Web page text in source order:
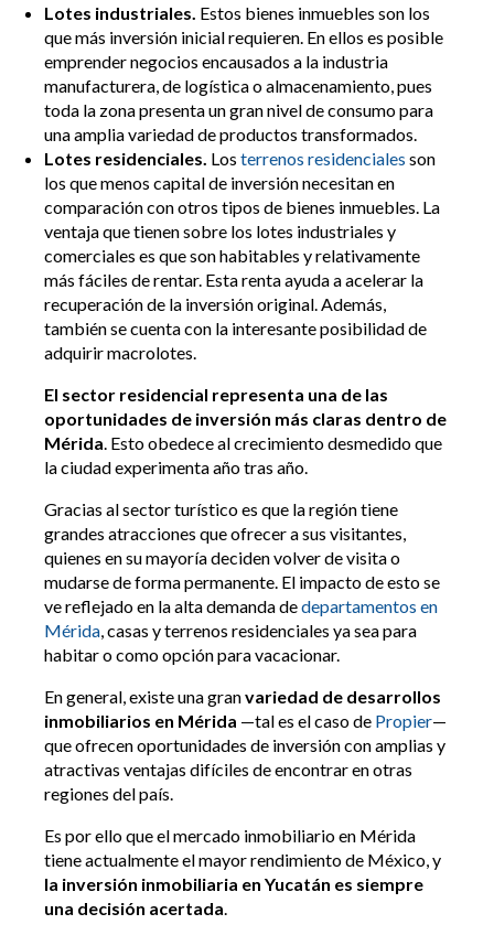
Lotes industriales. Estos bienes inmuebles son los
que más inversión inicial requieren. En ellos es posible
emprender negocios encausados a la industria
manufacturera, de logística o almacenamiento, pues
toda la zona presenta un gran nivel de consumo para
una amplia variedad de productos transformados.
Lotes residenciales. Los terrenos residenciales son
los que menos capital de inversión necesitan en
comparación con otros tipos de bienes inmuebles. La
ventaja que tienen sobre los lotes industriales y
comerciales es que son habitables y relativamente
más fáciles de rentar. Esta renta ayuda a acelerar la
recuperación de la inversión original. Además,
también se cuenta con la interesante posibilidad de
adquirir macrolotes.
El sector residencial representa una de las
oportunidades de inversión más claras dentro de
Mérida. Esto obedece al crecimiento desmedido que
la ciudad experimenta año tras año.
Gracias al sector turístico es que la región tiene
grandes atracciones que ofrecer a sus visitantes,
quienes en su mayoría deciden volver de visita o
mudarse de forma permanente. El impacto de esto se
ve reflejado en la alta demanda dedepartamentos en
Mérida, casas y terrenos residenciales ya sea para
habitar o como opción para vacacionar.
En general, existe una granvariedad de desarrollos
inmobiliarios en Mérida —tal es el caso de Propier—
que ofrecen oportunidades de inversión con amplias y
atractivas ventajas difíciles de encontrar en otras
regiones del país.
Es por ello que el mercado inmobiliario en Mérida
tiene actualmente el mayor rendimiento de México, y
la inversión inmobiliaria en Yucatán es siempre
una decisión acertada.